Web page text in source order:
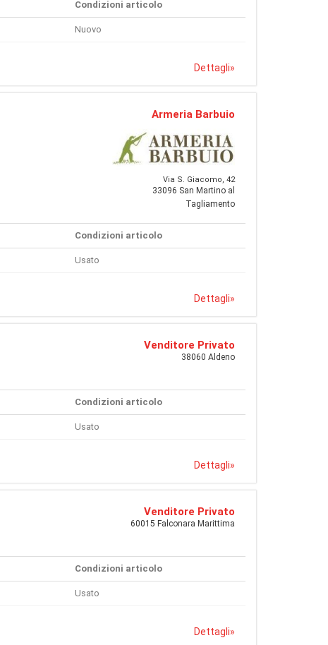
Condizioni articolo
Nuovo
Dettagli»
Armeria Barbuio
Via S. Giacomo, 42
33096 San Martino al
Tagliamento
Condizioni articolo
Usato
Dettagli»
Venditore Privato
38060 Aldeno
Condizioni articolo
Usato
Dettagli»
Venditore Privato
60015 Falconara Marittima
Condizioni articolo
Usato
Dettagli»